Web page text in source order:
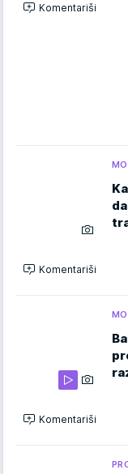
Komentariši
Komentariši
Komentariši